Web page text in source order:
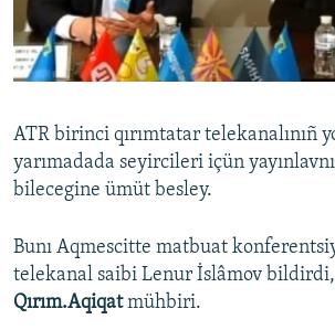
Русский
Українською
ATR birinci qırımtatar telekanalınıñ
yarımadada seyircileri içün
bilecegine ümüt besley.
Bunı Aqmescitte matbuat
telekanal saibi Lenur İslâmov
Qırım.Aqiqatmühbiri.